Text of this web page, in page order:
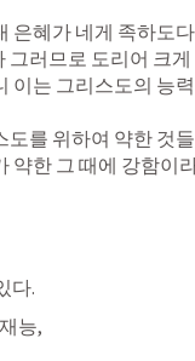
은혜가 네게 족하도
그러므로 도리어 크
이는 그리스도의 능
도를 위하여 약한 것
약한 그 때에 강함이
다.
능,